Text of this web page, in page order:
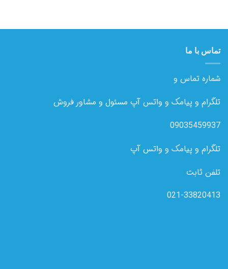
تماس با ما
شماره تماس و
تلگرام و پیامک و واتس آپ مسئول و مشاور فروش
09035459937
تلگرام و پیامک و واتس آپ
تلفن ثابت
021-33820413